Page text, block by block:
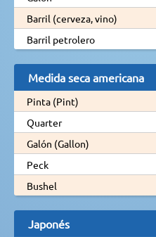
Barril (cerveza, vino)
Barril petrolero
Medida seca americana
Pinta (Pint)
Quarter
Galón (Gallon)
Peck
Bushel
Japonés